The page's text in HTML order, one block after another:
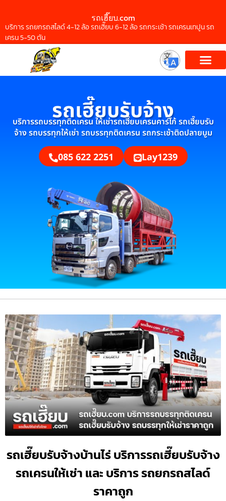
รถเฮี๊ยบ.com
บริการ รถยกรถสไลด์ 4-12 ล้อ รถเฮี๊ยบ 6-12 ล้อ รถกระเช้า รถเครนเทปูน รถ
เครน 5-50 ตัน
รถเฮี๊ยบรับจ้าง
บริการรถบรรทุกติดเครน ให้เช่ารถเฮี๊ยบเครนคาร์โก้ รถเฮี๊ยบรับ
จ้าง รถบรรทุกให้เช่า รถบรรทุกติดเครน รถกระเช้าติดปลายบูม
085 622 2251 Lay1239
รถเฮี๊ยบรับจ้างบ้านไร่ บริการรถเฮี๊ยบรับจ้าง
รถเครนให้เช่า และ บริการ รถยกรถสไลด์
ราคาถูก